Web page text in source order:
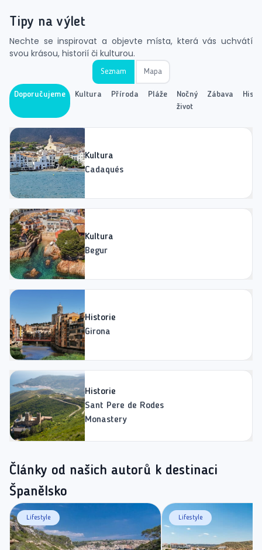
Tipy na výlet
Nechte se inspirovat a objevte místa, která vás uchvátí
svou krásou, historií či kulturou.
Seznam Mapa
Doporučujeme Kultura Příroda Pláže
Nočný
život
Zábava
Kultura
Cadaqués
Kultura
Begur
Historie
Girona
Historie
Sant Pere de Rodes
Monastery
Články od našich autorů k destinaci
Španělsko
Lifestyle Lifestyle